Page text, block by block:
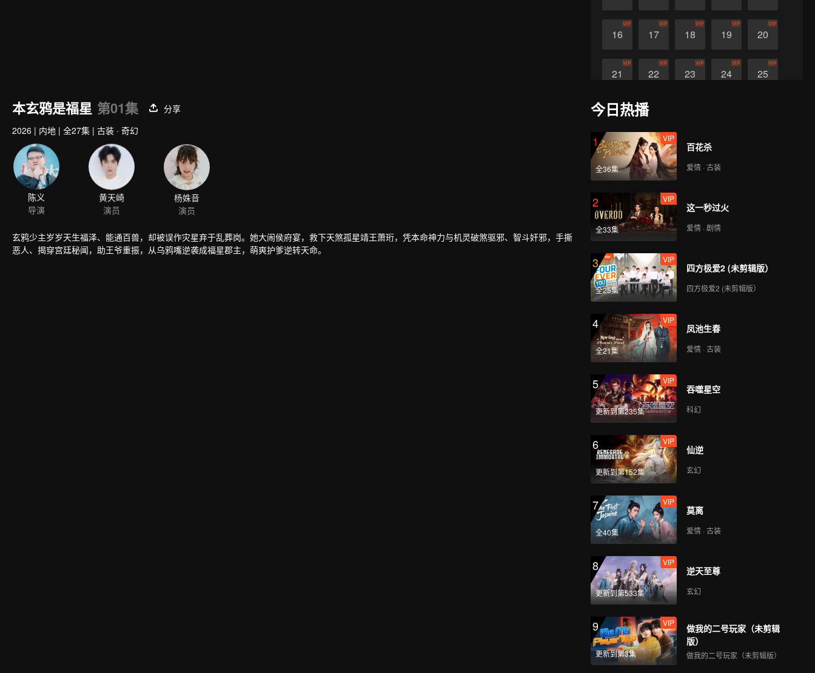
16
VIP
17
VIP
18
VIP
19
VIP
20
VIP
21
VIP
22
VIP
23
VIP
24
VIP
25
VIP
26
VIP
27
本玄鸦是福星 第01集
分享
2026 | 内地 | 全27集 | 古装 · 奇幻
陈义
导演
黄天崎
演员
杨姝音
演员
玄鸦少主岁岁天生福泽、能通百兽，却被误作灾星弃于乱葬岗。她大闹侯府宴，救下天煞孤星靖王萧珩，凭本命神力与机灵破煞驱邪、智斗奸邪，手撕
恶人、揭穿宫廷秘闻，助王爷重振，从乌鸦嘴逆袭成福星郡主，萌爽护爹逆转天命。
今日热播
1
全36集
VIP
百花杀
爱情 · 古装
2
全33集
VIP
这一秒过火
爱情 · 剧情
3
全25集
VIP
四方极爱2 (未剪辑版）
四方极爱2 (未剪辑版）
4
全21集
VIP
凤池生春
爱情 · 古装
5
更新到第235集
VIP
吞噬星空
科幻
6
更新到第152集
VIP
仙逆
玄幻
7
全40集
VIP
莫离
爱情 · 古装
8
更新到第533集
VIP
逆天至尊
玄幻
9
更新到第3集
VIP
做我的二号玩家（未剪辑
版）
做我的二号玩家（未剪辑版）